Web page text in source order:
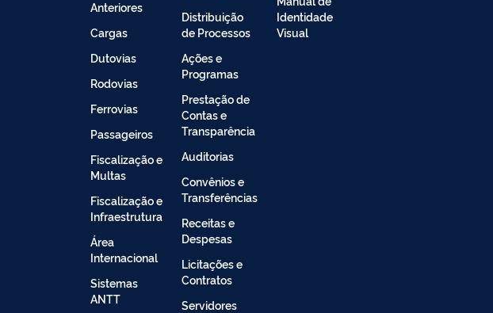
Anteriores
Cargas
Dutovias
Rodovias
Ferrovias
Passageiros
Fiscalização e
Multas
Fiscalização e
Infraestrutura
Área
Internacional
Sistemas
ANTT
Distribuição
de Processos
Ações e
Programas
Prestação de
Contas e
Transparência
Auditorias
Convênios e
Transferências
Receitas e
Despesas
Licitações e
Contratos
Servidores
Identidade
Visual